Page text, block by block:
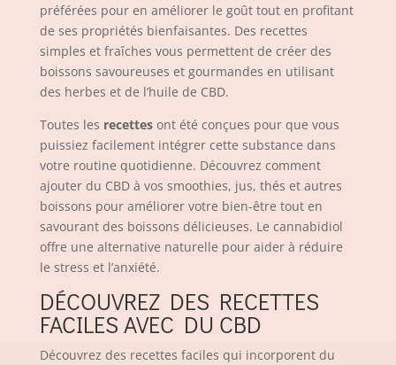
préférées pour en améliorer le goût tout en profitant
de ses propriétés bienfaisantes. Des recettes
simples et fraîches vous permettent de créer des
boissons savoureuses et gourmandes en utilisant
des herbes et de l’huile de CBD.
Toutes les recettesont été conçues pour que vous
puissiez facilement intégrer cette substance dans
votre routine quotidienne. Découvrez comment
ajouter du CBD à vos smoothies, jus, thés et autres
boissons pour améliorer votre bien-être tout en
savourant des boissons délicieuses. Le cannabidiol
offre une alternative naturelle pour aider à réduire
le stress et l’anxiété.
DÉCOUVREZ DES RECETTES
FACILES AVEC DU CBD
Découvrez des recettes faciles qui incorporent du